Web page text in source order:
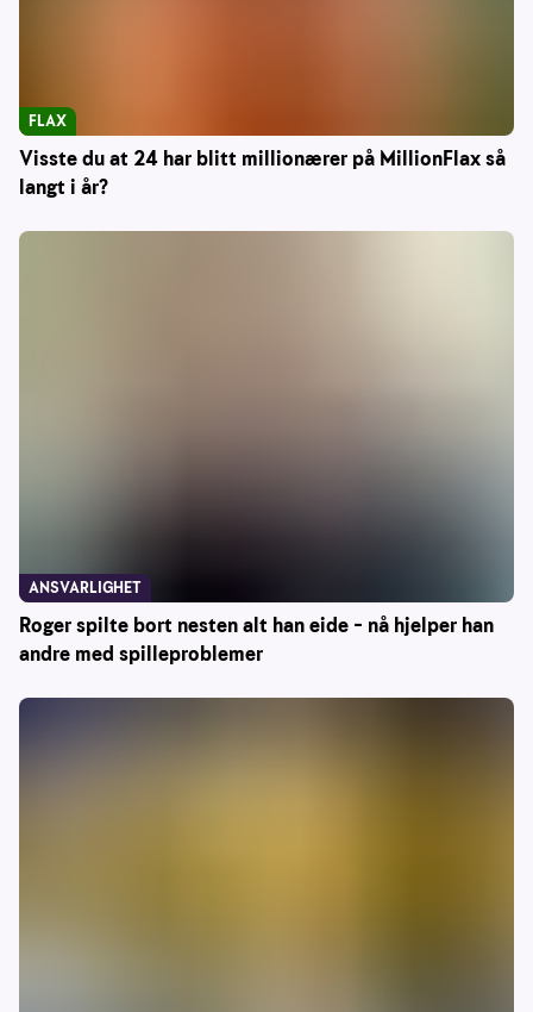
Visste du at 24 har blitt millionærer på MillionFlax så
langt i år?
FLAX
Roger spilte bort nesten alt han eide – nå hjelper han
andre med spilleproblemer
ANSVARLIGHET